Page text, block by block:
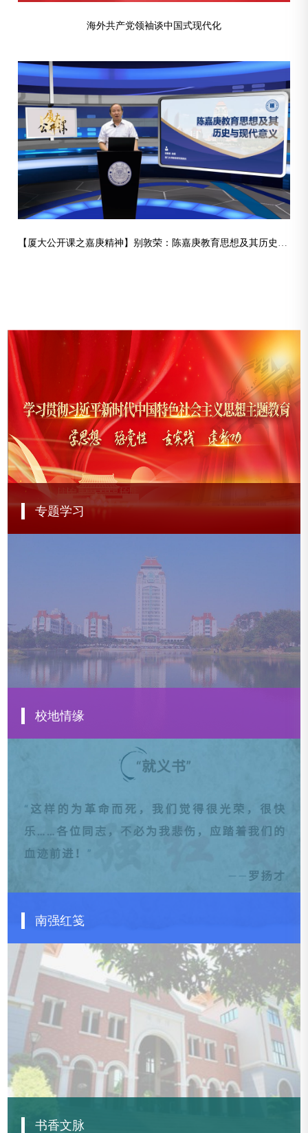
海外共产党领袖谈中国式现代化
专题学习
校地情缘
人民日报海外版：厦门大学的台湾情缘
南强红笺
【南强红笺】白雪娇的“告白书”
【南强红笺】高捷成的“明志书”
【南强红笺】应家骥的“光明书”
【南强红笺】修省的“不归书”
书香文脉